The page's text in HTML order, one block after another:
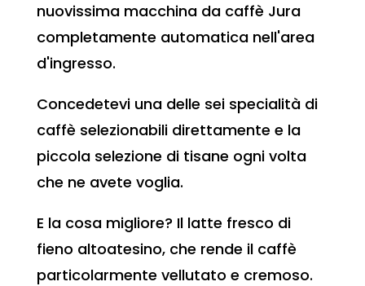
nuovissima macchina da caffè Jura
completamente automatica nell'area
d'ingresso.
Concedetevi una delle sei specialità di
caffè selezionabili direttamente e la
piccola selezione di tisane ogni volta
che ne avete voglia.
E la cosa migliore? Il latte fresco di
fieno altoatesino, che rende il caffè
particolarmente vellutato e cremoso.